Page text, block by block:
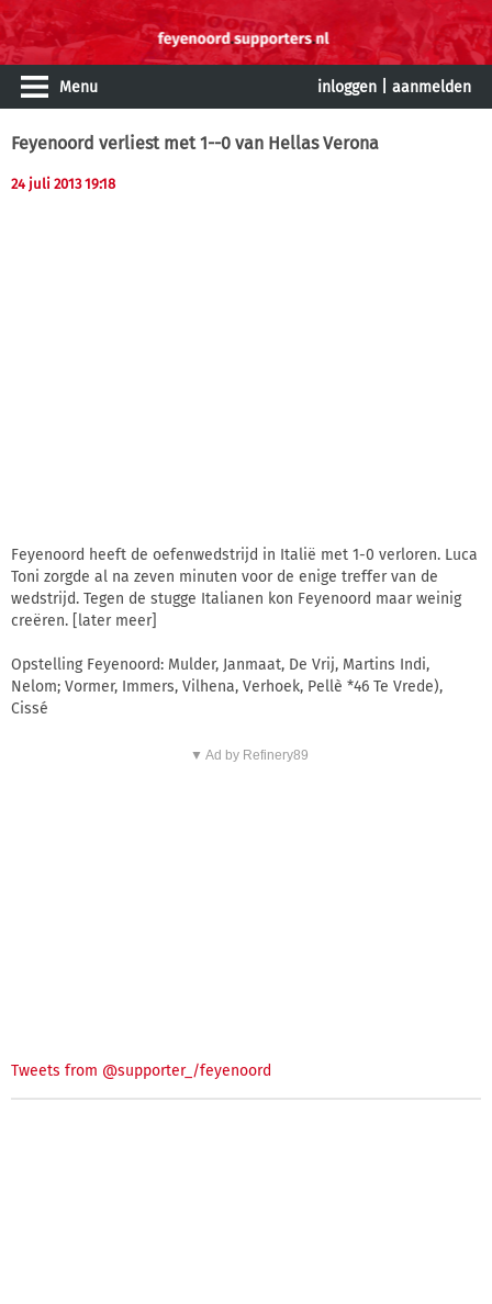
Menu inloggen aanmelden
Feyenoord verliest met 1--0 van Hellas Verona
24 juli 2013 19:18
Feyenoord heeft de oefenwedstrijd in Italië met 1-0 verloren. Luca
Toni zorgde al na zeven minuten voor de enige treffer van de
wedstrijd. Tegen de stugge Italianen kon Feyenoord maar weinig
creëren. [later meer]
Opstelling Feyenoord: Mulder, Janmaat, De Vrij, Martins Indi,
Nelom; Vormer, Immers, Vilhena, Verhoek, Pellè *46 Te Vrede),
Cissé
▼ Ad by Refinery89
Tweets from @supporter_/feyenoord